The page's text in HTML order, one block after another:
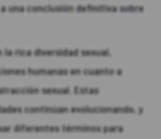
una conclusión definitiva sobre
rica diversidad sexual,
humanas en cuanto a
sexual. Estas
continúan evolucionando, y
diferentes términos para